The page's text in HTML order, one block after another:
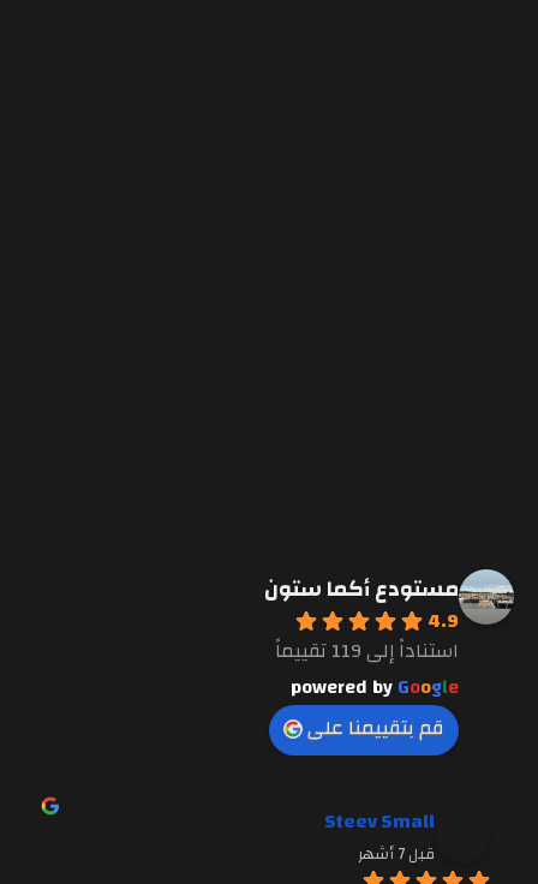
مستودع أكما ستون
4.9
استناداً إلى 119 تقييماً
powered byGoogle
قم بتقييمنا على
Steev Small
قبل 7 أشهر